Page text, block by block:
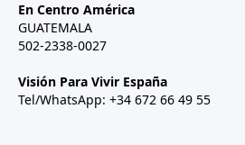
En Centro América
GUATEMALA
502-2338-0027
Visión Para Vivir España
Tel/WhatsApp: +34 672 66 49 55